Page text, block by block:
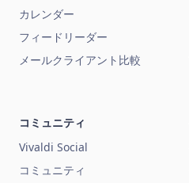
カレンダー
フィードリーダー
メールクライアント比較
コミュニティ
Vivaldi Social
コミュニティ